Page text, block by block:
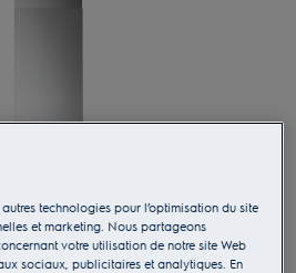
pour zoomer
technologies pour l’optimisation du site
et marketing. Nous partageons
votre utilisation de notre site Web
sociaux, publicitaires et analytiques. En